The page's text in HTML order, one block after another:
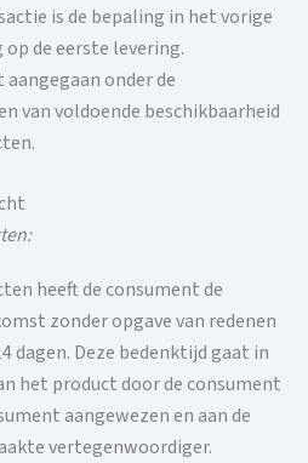
is de bepaling in het vorige
de eerste levering.
onder de
van voldoende beschikbaarheid
heeft de consument de
zonder opgave van redenen
dagen. Deze bedenktijd gaat in
het product door de consument
aangewezen en aan de
vertegenwoordiger.